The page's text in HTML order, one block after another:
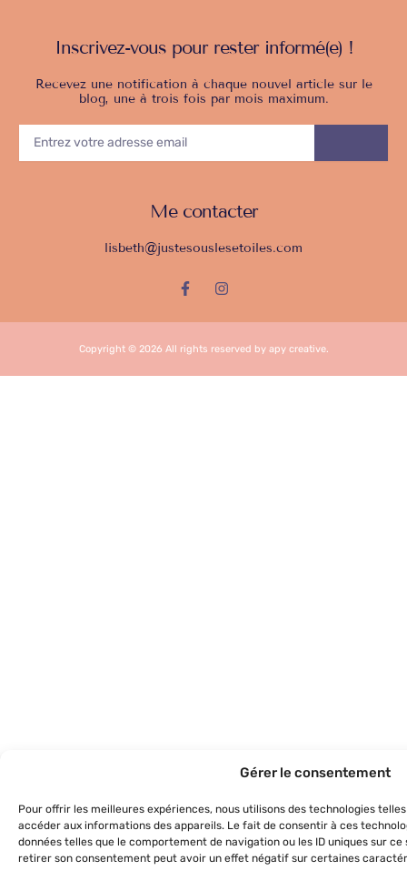
Gérer le consentement
Pour offrir les meilleures expériences, nous utilisons des technologies
accéder aux informations des appareils. Le fait de consentir à ces
données telles que le comportement de navigation ou les ID uniques sur
retirer son consentement peut avoir un effet négatif sur certaines
Inscrivez-vous pour rester informé(e) !
Recevez une notification à chaque nouvel article sur le
blog, une à trois fois par mois maximum.
VOTRE
ADRESSE
Me contacter
lisbeth@justesouslesetoiles.com
F
a
e
o
k
I
n
t
g
a
Copyright © 2026 All rights reserved by apy creative.